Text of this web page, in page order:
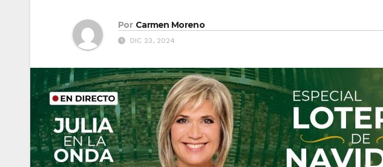
Por Carmen Moreno
DIC 23, 2024